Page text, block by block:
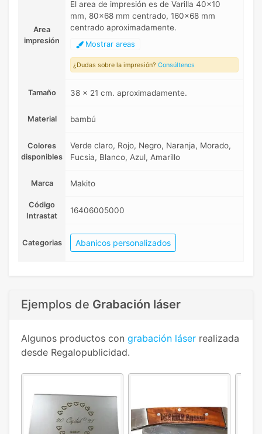
Area
impresión
El area de impresión es de Varilla 40x10
mm, 80x68 mm centrado, 160x68 mm
centrado aproximadamente.
Mostrar areas
¿Dudas sobre la impresión? Consúltenos
Tamaño 38 x 21 cm. aproximadamente.
Material bambú
Colores
disponibles
Verde claro, Rojo, Negro, Naranja, Morado,
Fucsia, Blanco, Azul, Amarillo
Marca Makito
Código
Intrastat
16406005000
Categorias Abanicos personalizados
Ejemplos de Grabación láser
Algunos productos con grabación láser realizada
desde Regalopublicidad.